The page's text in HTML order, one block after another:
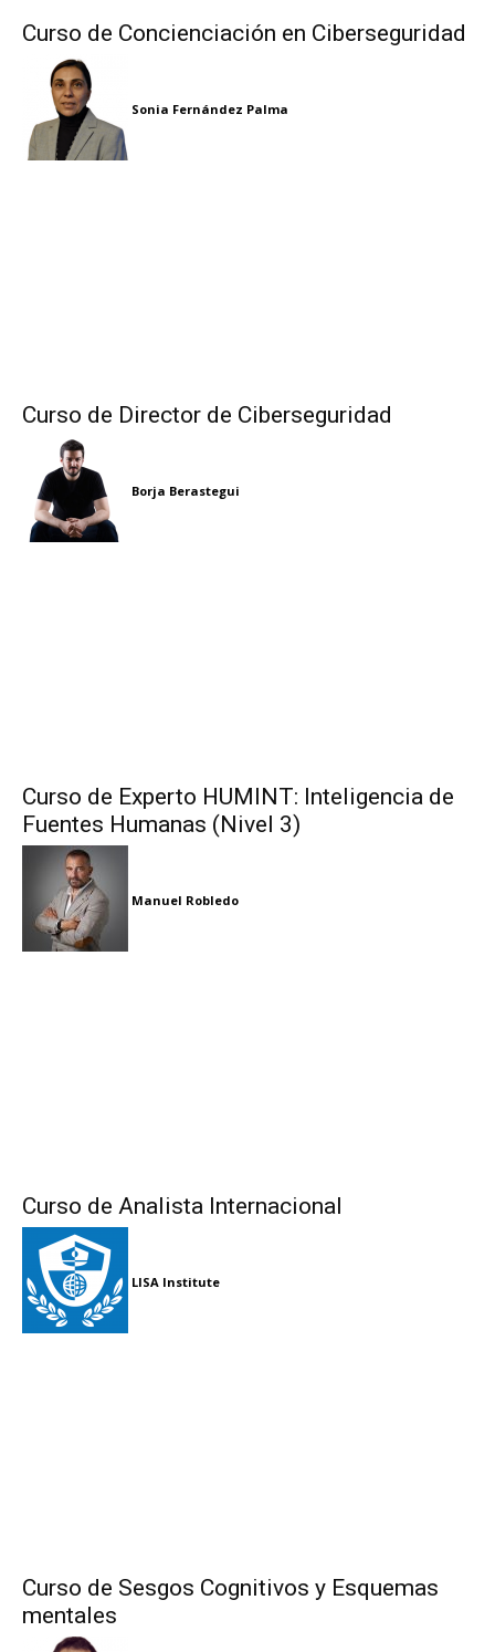
Curso de Concienciación en Ciberseguridad
Sonia Fernández Palma
Curso de Director de Ciberseguridad
Borja Berastegui
Curso de Experto HUMINT: Inteligencia de
Fuentes Humanas (Nivel 3)
Manuel Robledo
Curso de Analista Internacional
LISA Institute
Curso de Sesgos Cognitivos y Esquemas
mentales